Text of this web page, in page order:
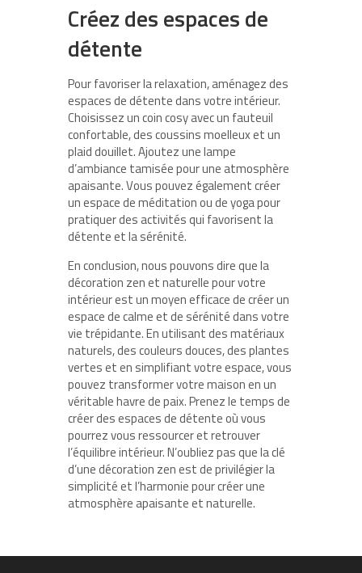
Créez des espaces de
détente
Pour favoriser la relaxation, aménagez des
espaces de détente dans votre intérieur.
Choisissez un coin cosy avec un fauteuil
confortable, des coussins moelleux et un
plaid douillet. Ajoutez une lampe
d’ambiance tamisée pour une atmosphère
apaisante. Vous pouvez également créer
un espace de méditation ou de yoga pour
pratiquer des activités qui favorisent la
détente et la sérénité.
En conclusion, nous pouvons dire que la
décoration zen et naturelle pour votre
intérieur est un moyen efficace de créer un
espace de calme et de sérénité dans votre
vie trépidante. En utilisant des matériaux
naturels, des couleurs douces, des plantes
vertes et en simplifiant votre espace, vous
pouvez transformer votre maison en un
véritable havre de paix. Prenez le temps de
créer des espaces de détente où vous
pourrez vous ressourcer et retrouver
l’équilibre intérieur. N’oubliez pas que la clé
d’une décoration zen est de privilégier la
simplicité et l’harmonie pour créer une
atmosphère apaisante et naturelle.